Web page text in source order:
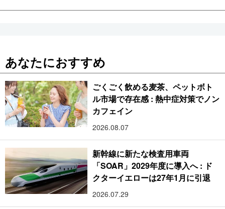
あなたにおすすめ
ごくごく飲める麦茶、ペットボト
ル市場で存在感 : 熱中症対策でノン
カフェイン
2026.08.07
新幹線に新たな検査用車両
「SOAR」2029年度に導入へ : ド
クターイエローは27年1月に引退
2026.07.29